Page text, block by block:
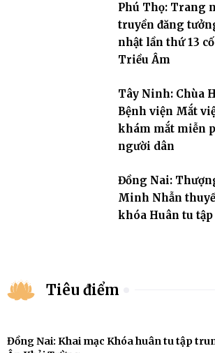
Phú Thọ: Trang
truyền đăng
nhật lần thứ 13
Triều Âm
Tây Ninh: Chùa
Bệnh viện Mắt
khám mắt miễn
người dân
Đồng Nai:
Minh Nhẫn
khóa Huân tu
Tiêu điểm
Đồng Nai: Khai mạc Khóa huân tu tập